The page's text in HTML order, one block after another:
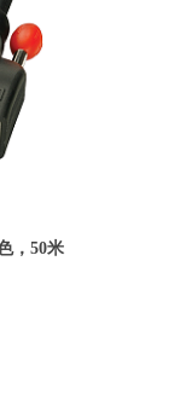
，50米